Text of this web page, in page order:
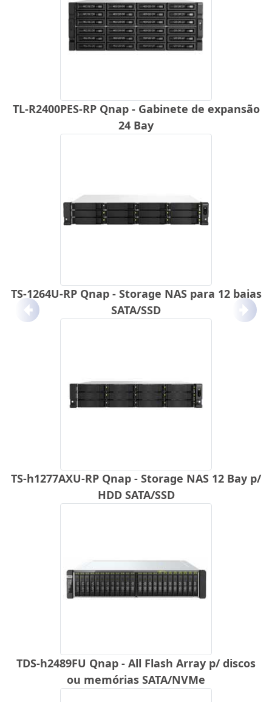
TL-R2400PES-RP Qnap - Gabinete de expansão
24 Bay
TS-1264U-RP Qnap - Storage NAS para 12 baias
SATA/SSD
TS-h1277AXU-RP Qnap - Storage NAS 12 Bay p/
HDD SATA/SSD
TDS-h2489FU Qnap - All Flash Array p/ discos
ou memórias SATA/NVMe
Anterior